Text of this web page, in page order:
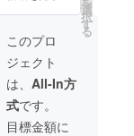
バー反省会への
参加 ・お土産：
「ハッピーエン
ドマジック」
CD×3形態
選
択
す
る
このプロ
ジェクト
は、 All-In方
式です。
目標金額に